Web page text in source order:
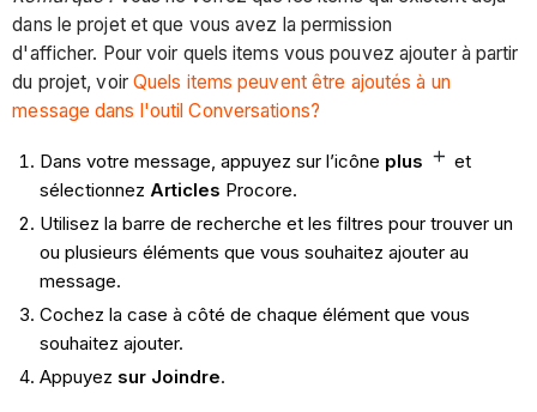
dans le projet et que vous avez la permission
d'afficher. Pour voir quels items vous pouvez ajouter à partir
du projet, voir Quels items peuvent être ajoutés à un
message dans l'outil Conversations?
Dans votre message, appuyez sur l’icône plus
et
sélectionnez Articles Procore.
Utilisez la barre de recherche et les filtres pour trouver un
ou plusieurs éléments que vous souhaitez ajouter au
message.
Cochez la case à côté de chaque élément que vous
souhaitez ajouter.
Appuyez sur Joindre.